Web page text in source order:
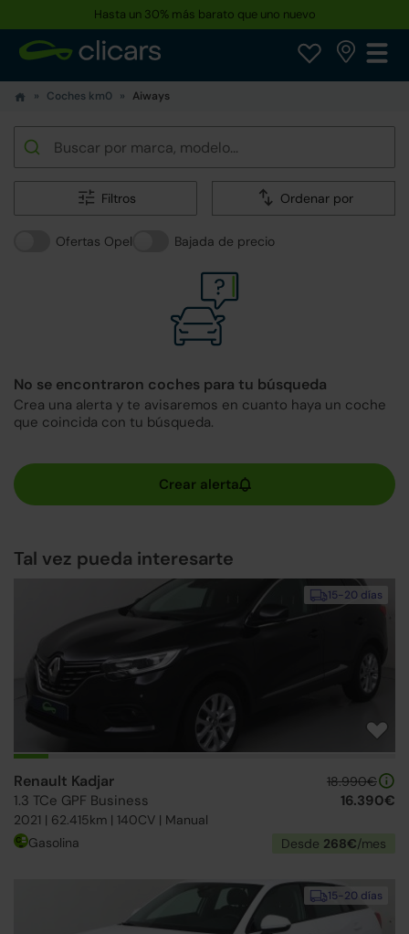
Hasta un 30% más barato que uno nuevo
Coches km0 Aiways
Filtros Ordenar por
Ofertas Opel Bajada de precio
No se encontraron coches para tu búsqueda
Crea una alerta y te avisaremos en cuanto haya un coche
que coincida con tu búsqueda.
Tal vez pueda interesarte
15-20 días
Renault Kadjar
1.3 TCe GPF Business
2021 | 62.415km | 140CV | Manual
18.990€
16.390€
Gasolina Desde 268€/mes
15-20 días